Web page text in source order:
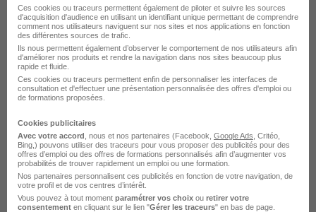
Chef de Secteur - Grande Distribution
H/F
Talented International
Saint-Paul - 974
Voir l’offre
il y a 4 jours
Ces cookies ou traceurs permettent également de piloter et suivre les sources
d'acquisition d'audience en utilisant un identifiant unique permettant de comprendre
comment nos utilisateurs naviguent sur nos sites et nos applications en fonction
des différentes sources de trafic.
Ils nous permettent également d’observer le comportement de nos utilisateurs afin
d'améliorer nos produits et rendre la navigation dans nos sites beaucoup plus
rapide et fluide.
Ces cookies ou traceurs permettent enfin de personnaliser les interfaces de
consultation et d'effectuer une présentation personnalisée des offres d'emploi ou
de formations proposées.
Cookies publicitaires
Avec votre accord , nous et nos partenaires (Facebook, Google Ads , Critéo,
Bing,) pouvons utiliser des traceurs pour vous proposer des publicités pour des
offres d’emploi ou des offres de formations personnalisés afin d’augmenter vos
probabilités de trouver rapidement un emploi ou une formation.
Nos partenaires personnalisent ces publicités en fonction de votre navigation, de
votre profil et de vos centres d’intérêt.
Vous pouvez à tout moment paramétrer vos choix ou retirer votre
consentement en cliquant sur le lien "Gérer les traceurs" en bas de page.